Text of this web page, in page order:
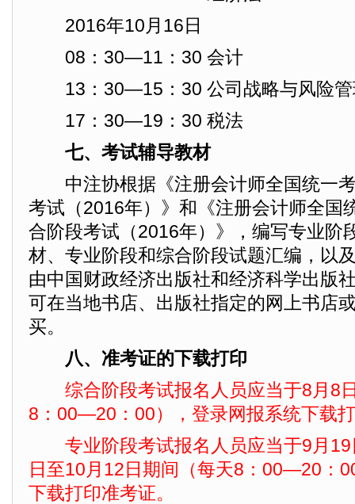
2016年10月16日
08：30—11：30 会计
13：30—15：30 公司战略与风险管
17：30—19：30 税法
七、考试辅导教材
中注协根据《注册会计师全国统一
考试（2016年）》和《注册会计师全
合阶段考试（2016年）》，编写专业阶
材、专业阶段和综合阶段试题汇编，以
由中国财政经济出版社和经济科学出版
可在当地书店、出版社指定的网上书店
买。
八、准考证的下载打印
综合阶段考试报名人员应当于8月8
8：00—20：00），登录网报系统下载
专业阶段考试报名人员应当于9月19
日至10月12日期间（每天8：00—20：
下载打印准考证。